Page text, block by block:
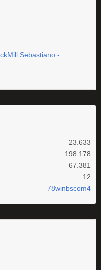
Sebastiano -
23.633
198.178
67.381
12
78winbscom4